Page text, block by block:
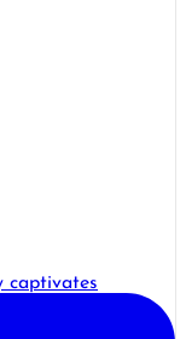
captivates